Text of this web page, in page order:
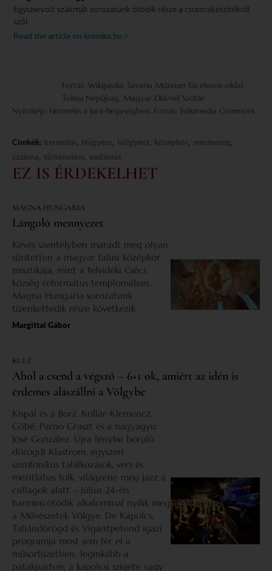
Forrás: Wikipédia, Savaria Múzeum Facebook-oldal,
Tolnai Népújság, Magyar Oklevél Szótár
Nyitókép: Hermelin a Jura-hegységben. Forrás: Wikimedia Commons
Címkék: , , , , ,
, ,
EZ IS ÉRDEKELHET
MAGNA HUNGARIA
Lángoló mennyezet
Kevés szentélyben maradt meg olyan
sűrítetten a magyar falusi középkor
misztikája, mint a felvidéki Csécs
község református templomában.
Magna Hungaria sorozatunk
tizenkettedik része következik.
Margittai Gábor
KULT
Ahol a csend a végszó – 6+1 ok, amiért az idén is
érdemes alászállni a Völgybe
Kispál és a Borz, Kollár-Klemencz,
Góbé, Parno Graszt és a nagyágyú:
José González. Újra fénybe boruló
dörögdi Klastrom, egyszeri
szimfonikus találkozások, vers és
mezítlábas folk, világzene meg jazz a
csillagok alatt – július 24-én
harmincötödik alkalommal nyílik meg
a Művészetek Völgye. De Kapolcs,
Taliándörögd és Vigántpetend igazi
programja most sem fér el a
műsorfüzetben: leginkább a
patakparton, a kapolcsi szigete vagy